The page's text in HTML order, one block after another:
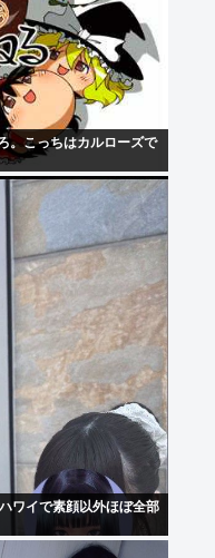
。こっちはカルローズで
ワイで素顔以外ほぼ全部